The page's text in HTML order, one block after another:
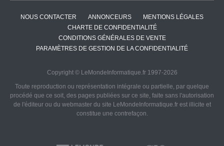
NOUS CONTACTER ANNONCEURS
MENTIONS LÉGALES
CHARTE DE CONFIDENTIALITÉ
CONDITIONS GÉNÉRALES DE VENTE
PARAMÈTRES DE GESTION DE LA CONFIDENTIALITÉ
Copyright © LeMondeInformatique.fr 1997-2026
Toute reproduction ou représentation intégrale ou partielle, par quelque
procédé que ce soit, des pages publiées sur ce site, faite sans l'autorisation
de l'éditeur ou du webmaster du site LeMondeInformatique.fr est illicite et
constitue une contrefaçon.